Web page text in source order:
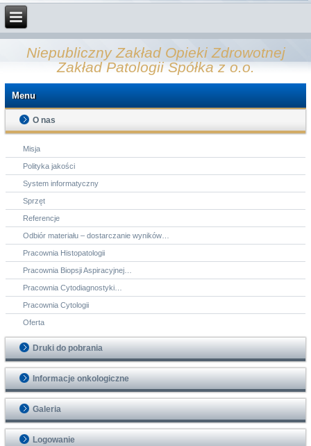
Niepubliczny Zakład Opieki Zdrowotnej
Zakład Patologii Spółka z o.o.
Menu
O nas
Misja
Polityka jakości
System informatyczny
Sprzęt
Referencje
Odbiór materiału – dostarczanie wyników…
Pracownia Histopatologii
Pracownia Biopsji Aspiracyjnej…
Pracownia Cytodiagnostyki…
Pracownia Cytologii
Oferta
Druki do pobrania
Informacje onkologiczne
Galeria
Logowanie